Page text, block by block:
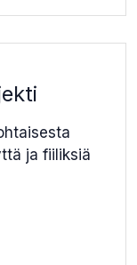
ja fiiliksiä